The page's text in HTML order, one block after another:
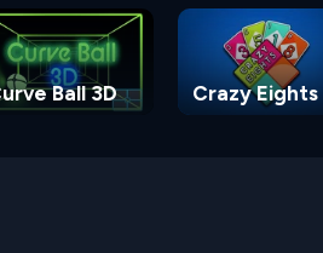
Ball 3D Crazy Eights